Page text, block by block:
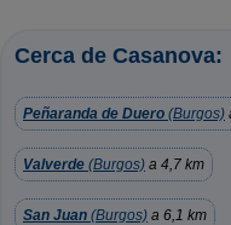
Cerca de Casanova:
Peñaranda de Duero (Burgos)
Valverde (Burgos) a 4,7 km
San Juan (Burgos) a 6,1 km